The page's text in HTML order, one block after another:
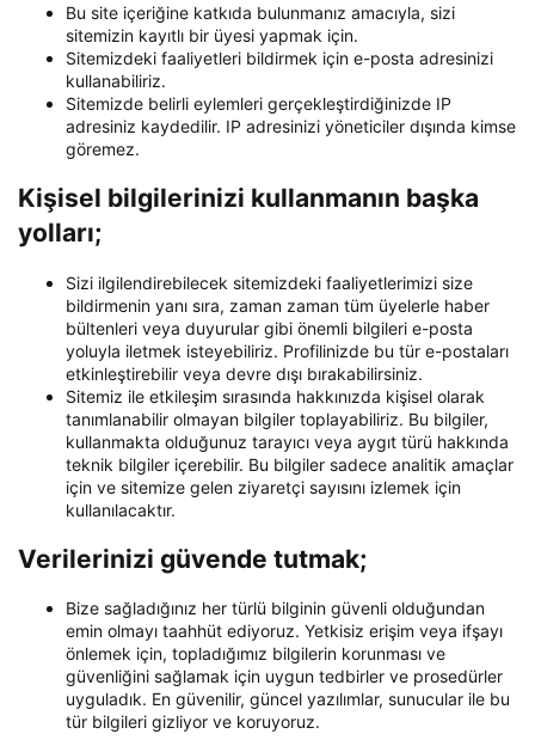
Bu site içeriğine katkıda bulunmanız amacıyla, sizi
sitemizin kayıtlı bir üyesi yapmak için.
Sitemizdeki faaliyetleri bildirmek için e-posta adresinizi
kullanabiliriz.
Sitemizde belirli eylemleri gerçekleştirdiğinizde IP
adresiniz kaydedilir. IP adresinizi yöneticiler dışında kimse
göremez.
Kişisel bilgilerinizi kullanmanın başka
yolları;
Sizi ilgilendirebilecek sitemizdeki faaliyetlerimizi size
bildirmenin yanı sıra, zaman zaman tüm üyelerle haber
bültenleri veya duyurular gibi önemli bilgileri e-posta
yoluyla iletmek isteyebiliriz. Profilinizde bu tür e-postaları
etkinleştirebilir veya devre dışı bırakabilirsiniz.
Sitemiz ile etkileşim sırasında hakkınızda kişisel olarak
tanımlanabilir olmayan bilgiler toplayabiliriz. Bu bilgiler,
kullanmakta olduğunuz tarayıcı veya aygıt türü hakkında
teknik bilgiler içerebilir. Bu bilgiler sadece analitik amaçlar
için ve sitemize gelen ziyaretçi sayısını izlemek için
kullanılacaktır.
Verilerinizi güvende tutmak;
Bize sağladığınız her türlü bilginin güvenli olduğundan
emin olmayı taahhüt ediyoruz. Yetkisiz erişim veya ifşayı
önlemek için, topladığımız bilgilerin korunması ve
güvenliğini sağlamak için uygun tedbirler ve prosedürler
uyguladık. En güvenilir, güncel yazılımlar, sunucular ile bu
tür bilgileri gizliyor ve koruyoruz.